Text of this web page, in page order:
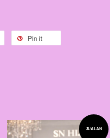
Pin it
JUALAN